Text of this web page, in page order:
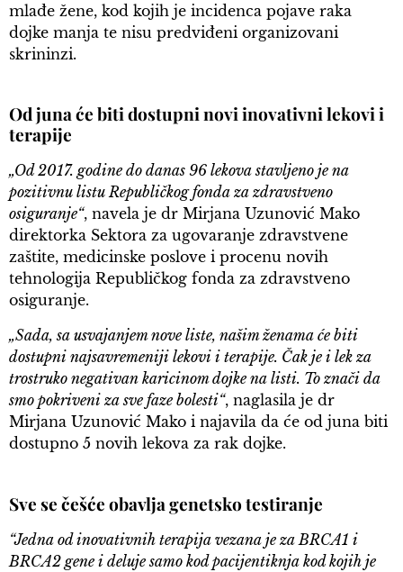
mlađe žene, kod kojih je incidenca pojave raka
dojke manja te nisu predviđeni organizovani
skrininzi.
Od juna će biti dostupni novi inovativni lekovi i
terapije
„Od 2017. godine do danas 96 lekova stavljeno je na
pozitivnu listu Republičkog fonda za zdravstveno
osiguranje“, navela je dr Mirjana Uzunović Mako
direktorka Sektora za ugovaranje zdravstvene
zaštite, medicinske poslove i procenu novih
tehnologija Republičkog fonda za zdravstveno
osiguranje.
„Sada, sa usvajanjem nove liste, našim ženama će biti
dostupni najsavremeniji lekovi i terapije. Čak je i lek za
trostruko negativan karicinom dojke na listi. To znači da
smo pokriveni za sve faze bolesti“, naglasila je dr
Mirjana Uzunović Mako i najavila da će od juna biti
dostupno 5 novih lekova za rak dojke.
Sve se češće obavlja genetsko testiranje
“Jedna od inovativnih terapija vezana je za BRCA1 i
BRCA2 gene i deluje samo kod pacijentiknja kod kojih je